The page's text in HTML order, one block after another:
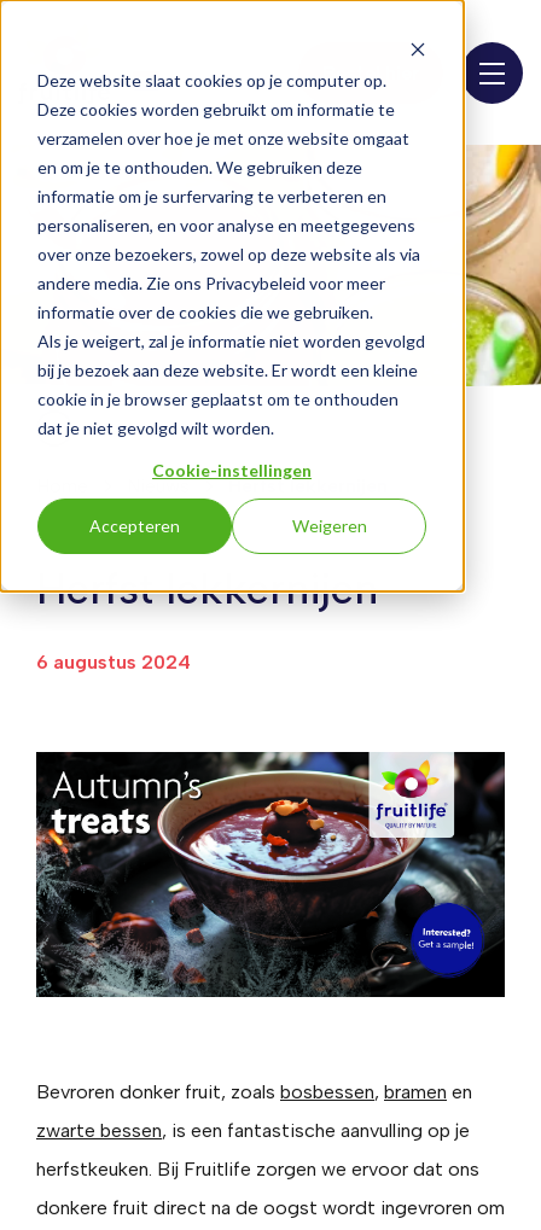
Deze website slaat cookies op je computer op.
Deze cookies worden gebruikt om informatie te
verzamelen over hoe je met onze website omgaat
en om je te onthouden. We gebruiken deze
informatie om je surfervaring te verbeteren en
personaliseren, en voor analyse en meetgegevens
over onze bezoekers, zowel op deze website als via
andere media. Zie ons Privacybeleid voor meer
informatie over de cookies die we gebruiken.
Als je weigert, zal je informatie niet worden gevolgd
bij je bezoek aan deze website. Er wordt een kleine
cookie in je browser geplaatst om te onthouden
dat je niet gevolgd wilt worden.
Cookie-instellingen
Accepteren Weigeren
Bestel hier
Nieuws Herfst lekkernijen
Herfst lekkernijen
6 augustus 2024
Bevroren donker fruit, zoals bosbessen, bramen en
zwarte bessen, is een fantastische aanvulling op je
herfstkeuken. Bij Fruitlife zorgen we ervoor dat ons
donkere fruit direct na de oogst wordt ingevroren om